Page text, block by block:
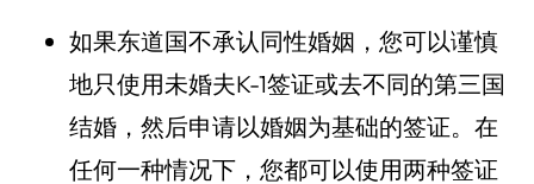
如果东道国不承认同性婚姻，您可以谨慎
地只使用未婚夫K-1签证或去不同的第三国
结婚，然后申请以婚姻为基础的签证。在
任何一种情况下，您都可以使用两种签证